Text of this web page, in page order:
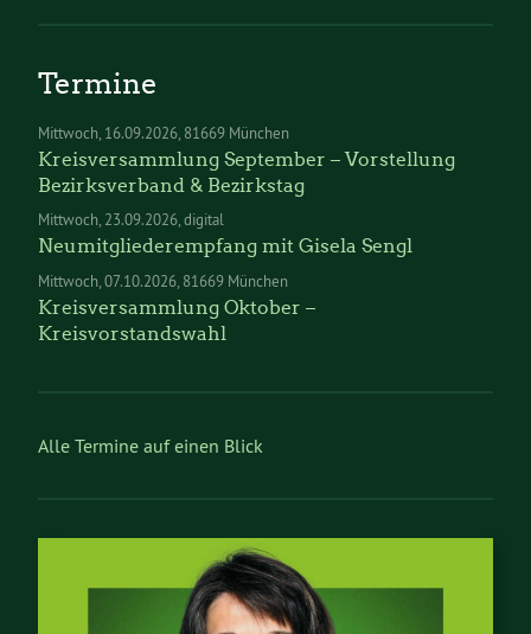
Termine
Mittwoch 16.09.2026 81669 München
Kreisversammlung September – Vorstellung
Bezirksverband & Bezirkstag
Mittwoch 23.09.2026 digital
Neumitgliederempfang mit Gisela Sengl
Mittwoch 07.10.2026 81669 München
Kreisversammlung Oktober –
Kreisvorstandswahl
Alle Termine auf einen Blick